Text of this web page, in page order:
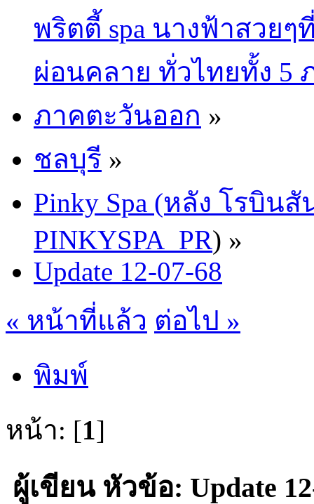
พริตตี้ spa นางฟ้าสวย
ผ่อนคลาย ทั่วไทยทั้ง 5
ภาคตะวันออก »
ชลบุรี »
Pinky Spa (หลัง โรบิน
PINKYSPA_PR) »
Update 12-07-68
« หน้าที่แล้ว ต่อไป »
พิมพ์
หน้า: [1]
ผู้เขียนหัวข้อ: Update